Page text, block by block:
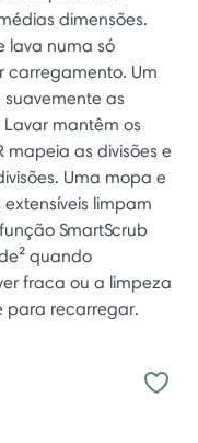
dimensões.
lava numa só
carregamento. Um
as
mantêm os
mapeia as divisões e
Uma mopa e
limpam
SmartScrub
quando
fraca ou a limpeza
para recarregar.